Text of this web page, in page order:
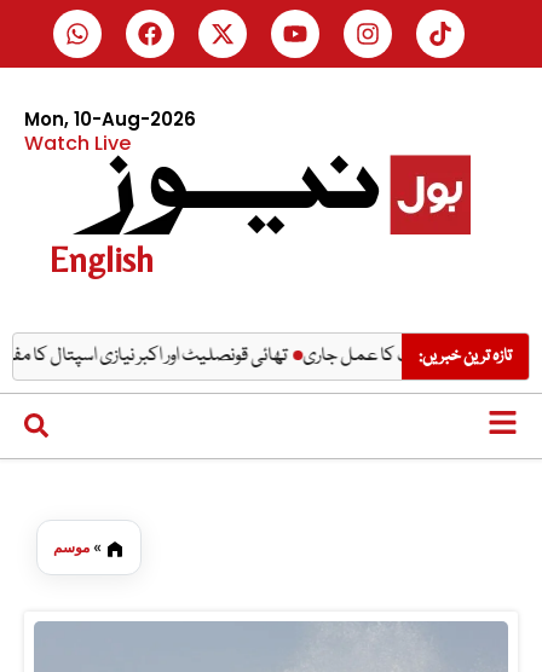
Mon, 10-Aug-2026
Watch Live
English
تازہ ترین خبریں: تھائی قونصلیٹ اور اکبر نیازی اسپتال کا مفت میڈیکل
» موسم